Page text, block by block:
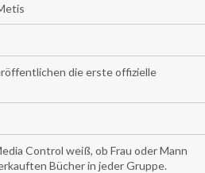
die erste offizielle
Control weiß, ob Frau oder Mann
Bücher in jeder Gruppe.